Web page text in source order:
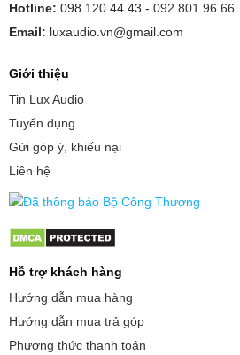
Hotline: 098 120 44 43 - 092 801 96 66
Email: luxaudio.vn@gmail.com
Giới thiệu
Tin Lux Audio
Tuyển dụng
Gửi góp ý, khiếu nại
Liên hệ
Hỗ trợ khách hàng
Hướng dẫn mua hàng
Hướng dẫn mua trả góp
Phương thức thanh toán